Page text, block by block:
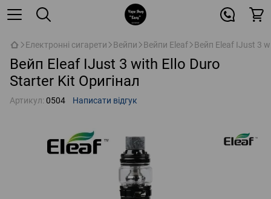
Електронні сигарети Вейпи Вейпи Eleaf Вейп Eleaf IJust 3
Вейп Eleaf IJust 3 with Ello Duro
Starter Kit Оригінал
Артикул: 0504 Написати відгук